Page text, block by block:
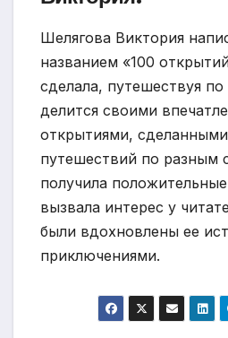
Шелягова Виктория
названием «100
сделала, путешествуя
делится своими
открытиями,
путешествий по разным
получила
вызвала интерес у
были вдохновлены ее
приключениями.